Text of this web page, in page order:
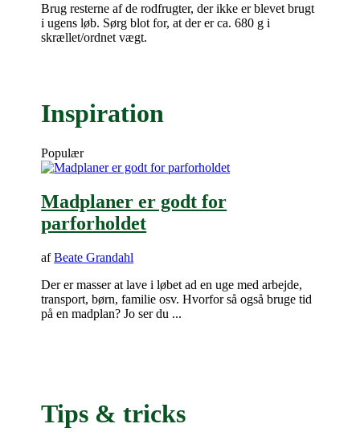
Brug resterne af de rodfrugter, der ikke er blevet brugt
i ugens løb. Sørg blot for, at der er ca. 680 g i
skrællet/ordnet vægt.
Inspiration
Populær
Madplaner er godt for
parforholdet
afBeate Grandahl
Der er masser at lave i løbet ad en uge med arbejde,
transport, børn, familie osv. Hvorfor så også bruge tid
på en madplan? Jo ser du ...
Tips & tricks